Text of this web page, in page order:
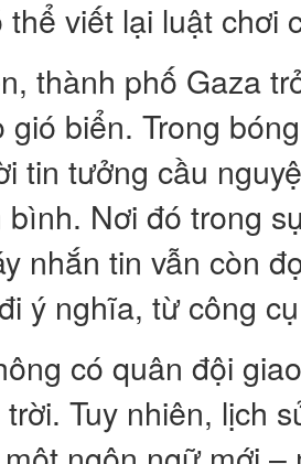
thể viết lại luật chơi
thành phố Gaza
gió biển. Trong
tin tưởng cầu
bình. Nơi đó trong
nhắn tin vẫn còn
ý nghĩa, từ công
có quân đội
Tuy nhiên, lịch